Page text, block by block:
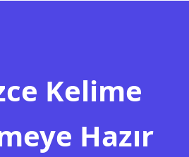
Kelime
Hazır